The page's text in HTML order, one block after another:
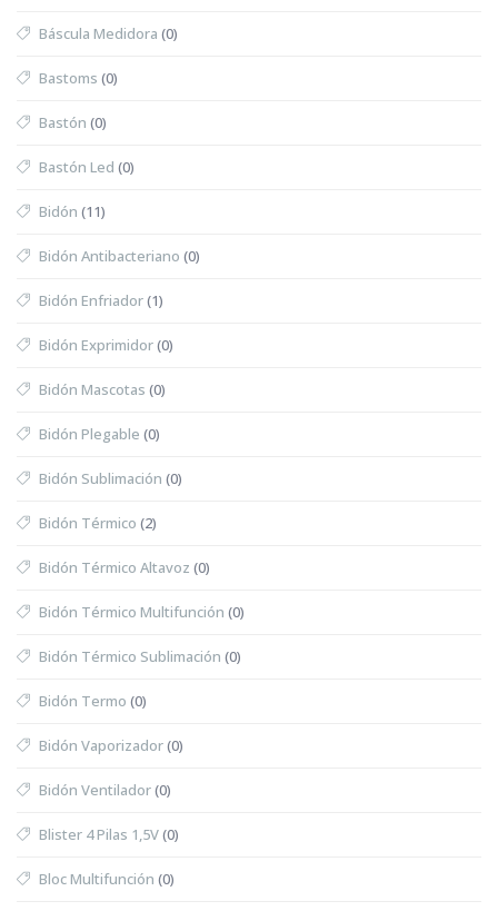
Báscula Medidora (0)
Bastoms (0)
Bastón (0)
Bastón Led (0)
Bidón (11)
Bidón Antibacteriano (0)
Bidón Enfriador(1)
Bidón Exprimidor(0)
Bidón Mascotas (0)
Bidón Plegable (0)
Bidón Sublimación (0)
Bidón Térmico (2)
Bidón Térmico Altavoz (0)
Bidón Térmico Multifunción (0)
Bidón Térmico Sublimación (0)
Bidón Termo (0)
Bidón Vaporizador(0)
Bidón Ventilador(0)
Blister 4 Pilas 1,5V(0)
Bloc Multifunción (0)